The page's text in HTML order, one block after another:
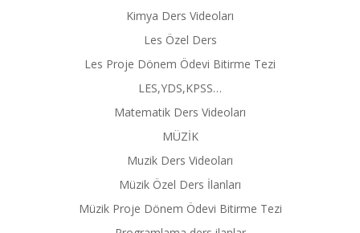
Kimya Ders Videoları
Les Özel Ders
Les Proje Dönem Ödevi Bitirme Tezi
LES,YDS,KPSS…
Matematik Ders Videoları
MÜZİK
Muzik Ders Videoları
Müzik Özel Ders İlanları
Müzik Proje Dönem Ödevi Bitirme Tezi